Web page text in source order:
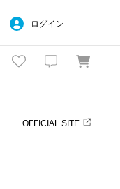
ログイン
OFFICIAL SITE